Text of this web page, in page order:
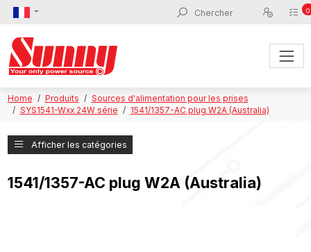
0
Home Produits
Sources d'alimentation pour les prises
SYS1541-Wxx 24W série
1541/1357-AC plug W2A (Australia)
Afficher les catégories
1541/1357-AC plug W2A (Australia)